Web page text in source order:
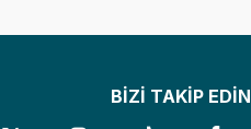
BİZİ TAKİP EDİN